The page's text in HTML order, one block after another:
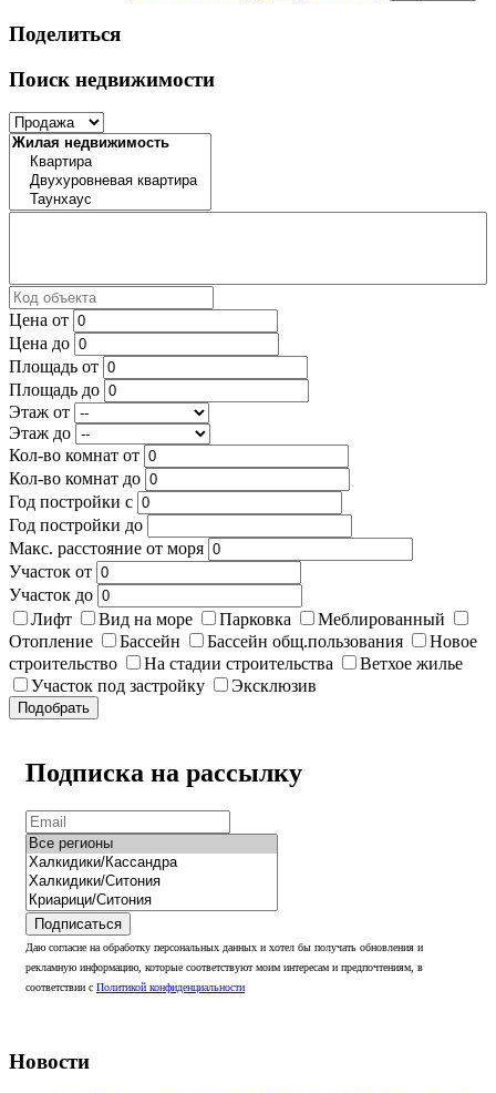
Поделиться
Поиск недвижимости
Цена от
Цена до
Площадь от
Площадь до
Этаж от
Этаж до
Кол-во комнат от
Кол-во комнат до
Год постройки с
Год постройки до
Макс. расстояние от моря
Участок от
Участок до
Лифт
Вид на море Парковка
Меблированный
Отопление
Бассейн Бассейн общ.пользования
Новое
строительство
На стадии строительства
Ветхое жилье
Участок под застройку
Эксклюзив
Подобрать
Подписка на рассылку
Подписаться
Даю согласие на обработку персональных данных и хотел бы получать обновления и
рекламную информацию, которые соответствуют моим интересам и предпочтениям, в
соответствии с Политикой конфиденциальности
Новости